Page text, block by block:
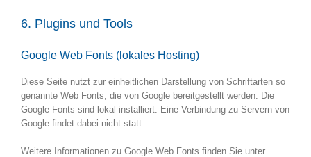
6. Plugins und Tools
Google Web Fonts (lokales Hosting)
Diese Seite nutzt zur einheitlichen Darstellung von Schriftarten so
genannte Web Fonts, die von Google bereitgestellt werden. Die
Google Fonts sind lokal installiert. Eine Verbindung zu Servern von
Google findet dabei nicht statt.
Weitere Informationen zu Google Web Fonts finden Sie unter